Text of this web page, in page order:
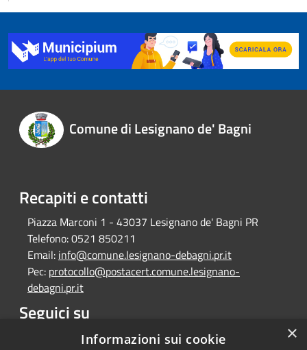
Comune di Lesignano de' Bagni
Recapiti e contatti
Piazza Marconi 1 - 43037 Lesignano de' Bagni PR
Telefono:0521 850211
Email: info@comune.lesignano-debagni.pr.it
Pec: protocollo@postacert.comune.lesignano-
debagni.pr.it
Seguici su
Facebook ×
Informazioni sui cookie